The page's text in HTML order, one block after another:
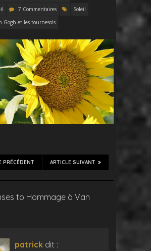
7 Commentaires
Soleil
Gogh et les tournesols
ARTICLE SUIVANT
PRÉCÉDENT
to Hommage à Van
patrick dit :